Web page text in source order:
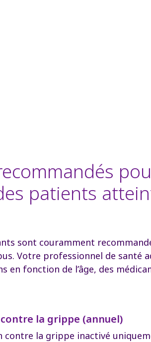
patients
sont couramment
Votre professionnel de santé
en fonction de l’âge, des
la grippe (annuel)
contre la grippe inactivé